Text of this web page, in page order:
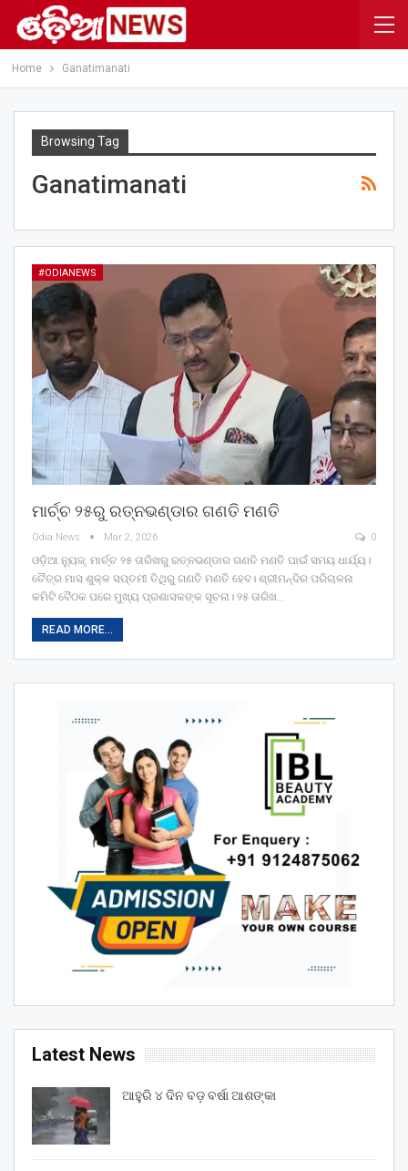
Home Ganatimanati
Browsing Tag
Ganatimanati
#ODIANEWS
ମାର୍ଚ୍ଚ ୨୫ରୁ ରତ୍ନଭଣ୍ଡାର ଗଣତି ମଣତି
Odia News Mar 2, 2026 0
ଓଡ଼ିଆ ନ୍ୟୁଜ୍: ମାର୍ଚ୍ଚ ୨୫ ତାରିଖରୁ ରତ୍ନଭଣ୍ଡାର ଗଣତି ମଣତି ପାଇଁ ସମୟ ଧାର୍ଯ୍ୟ।
ଚୈତ୍ର ମାସ ଶୁକ୍ଳ ସପ୍ତମୀ ତିଥିରୁ ଗଣତି ମଣତି ହେବ। ଶ୍ରୀମନ୍ଦିର ପରିଚାଳନା
କମିଟି ବୈଠକ ପରେ ମୁଖ୍ୟ ପ୍ରଶାସକଙ୍କ ସୂଚନା। ୨୫ ତାରିଖ…
READ MORE...
Latest News
ଆହୁରି ୪ ଦିନ ବଡ଼ ବର୍ଷା ଆଶଙ୍କା